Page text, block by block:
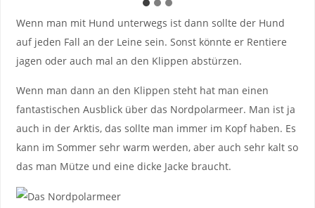
Wenn man mit Hund unterwegs ist dann sollte der Hund
auf jeden Fall an der Leine sein. Sonst könnte er Rentiere
jagen oder auch mal an den Klippen abstürzen.
Wenn man dann an den Klippen steht hat man einen
fantastischen Ausblick über das Nordpolarmeer. Man ist ja
auch in der Arktis, das sollte man immer im Kopf haben. Es
kann im Sommer sehr warm werden, aber auch sehr kalt so
das man Mütze und eine dicke Jacke braucht.